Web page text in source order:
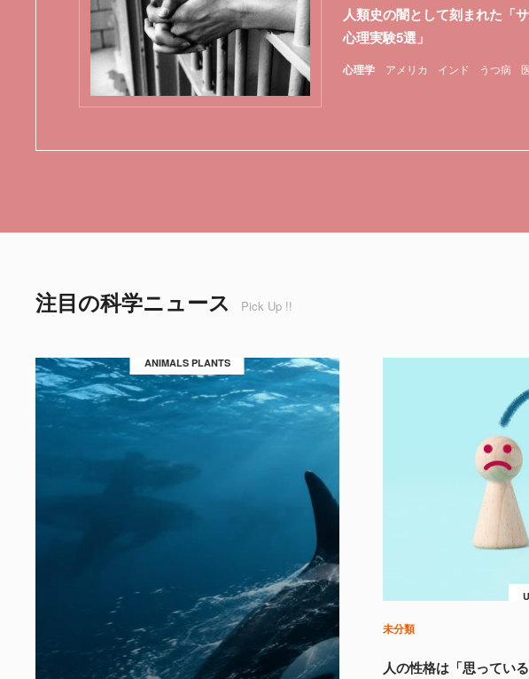
心理学 アメリカ インド うつ病
人類史の闇として刻まれた「
心理実験5選」
注目の科学ニュース Pick Up !!
ANIMALS PLANTS
未分類
人の性格は「思ってい